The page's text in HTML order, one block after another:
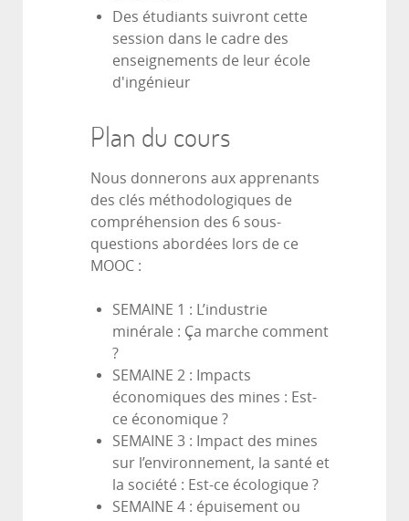
Des étudiants suivront cette
session dans le cadre des
enseignements de leur école
d'ingénieur
Plan du cours
Nous donnerons aux apprenants
des clés méthodologiques de
compréhension des 6 sous-
questions abordées lors de ce
MOOC :
SEMAINE 1 : L’industrie
minérale : Ça marche comment
?
SEMAINE 2 : Impacts
économiques des mines : Est-
ce économique ?
SEMAINE 3 : Impact des mines
sur l’environnement, la santé et
la société : Est-ce écologique ?
SEMAINE 4 : épuisement ou